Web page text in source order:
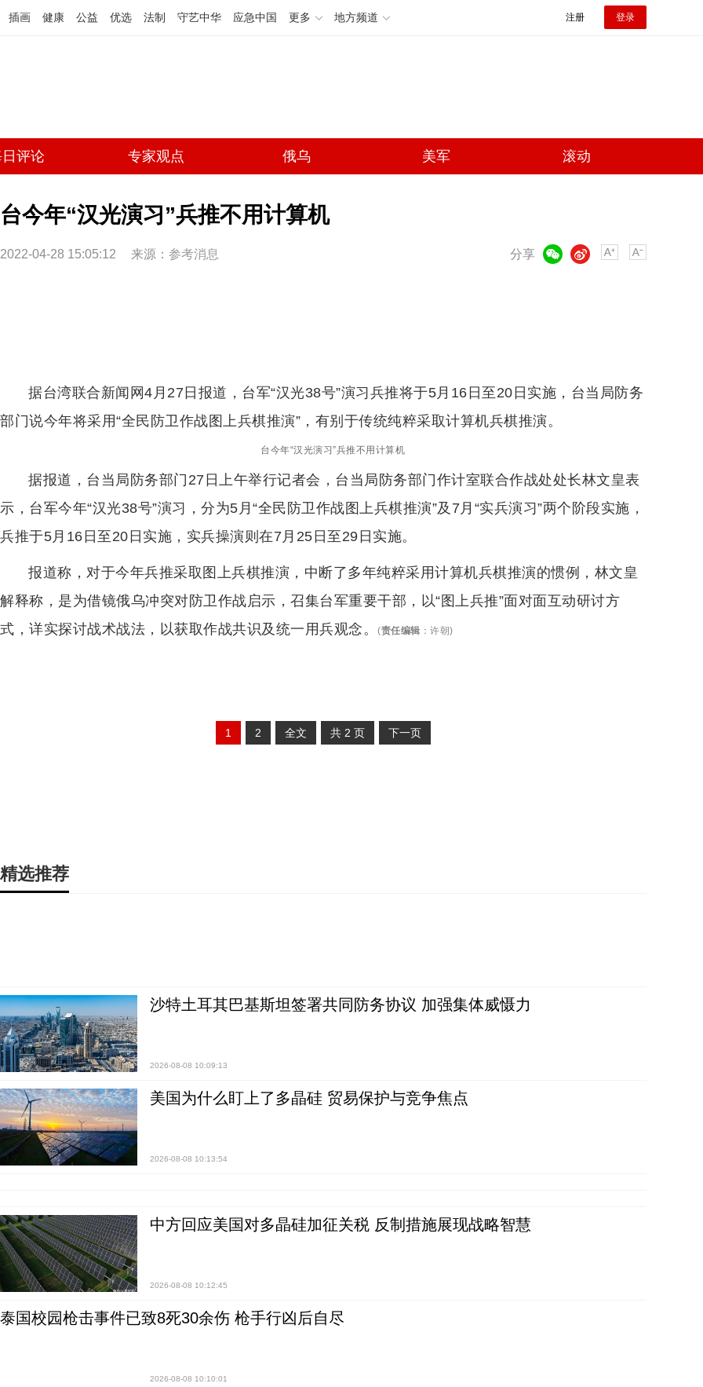
插画 健康 公益 优选 法制 守艺中华 应急中国 更多 地方频道 注册 登录
评论 专家观点 俄乌 美军 滚动
台今年“汉光演习”兵推不用计算机
2022-04-28 15:05:12 来源： 参考消息 分享
微博
据台湾联合新闻网4月27日报道，台军“汉光38号”演习兵推将于5月16日至20日实施，台当局防务
部门说今年将采用“全民防卫作战图上兵棋推演”，有别于传统纯粹采取计算机兵棋推演。
台今年“汉光演习”兵推不用计算机
据报道，台当局防务部门27日上午举行记者会，台当局防务部门作计室联合作战处处长林文皇表
示，台军今年“汉光38号”演习，分为5月“全民防卫作战图上兵棋推演”及7月“实兵演习”两个阶段实施，
兵推于5月16日至20日实施，实兵操演则在7月25日至29日实施。
报道称，对于今年兵推采取图上兵棋推演，中断了多年纯粹采用计算机兵棋推演的惯例，林文皇
解释称，是为借镜俄乌冲突对防卫作战启示，召集台军重要干部，以“图上兵推”面对面互动研讨方
式，详实探讨战术战法，以获取作战共识及统一用兵观念。
(责任编辑 ： 许朝)
1 2 全文 共 2 页 下一页
精选推荐
沙特土耳其巴基斯坦签署共同防务协议 加强集体威慑力
2026-08-08 10:09:13
美国为什么盯上了多晶硅 贸易保护与竞争焦点
2026-08-08 10:13:54
中方回应美国对多晶硅加征关税 反制措施展现战略智慧
2026-08-08 10:12:45
泰国校园枪击事件已致8死30余伤 枪手行凶后自尽
2026-08-08 10:10:01